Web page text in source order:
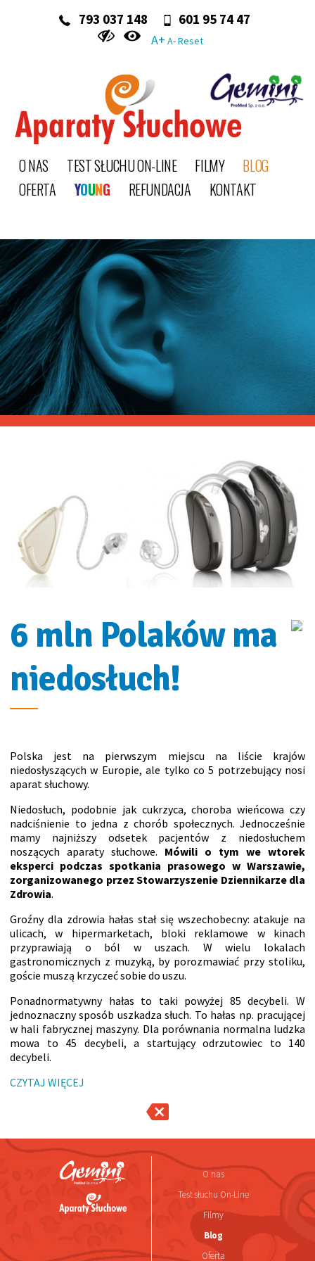
‭ 793 037 148‬ 601 95 74 47
A+ A-Reset
O NAS TEST SŁUCHU ON-LINE FILMY
BLOG
OFERTA
YOUNG REFUNDACJA KONTAKT
6 mln Polaków ma
niedosłuch!
Polska jest na pierwszym miejscu na liście krajów
niedosłyszących w Europie, ale tylko co 5 potrzebujący nosi
aparat słuchowy.
Niedosłuch, podobnie jak cukrzyca, choroba wieńcowa czy
nadciśnienie to jedna z chorób społecznych. Jednocześnie
mamy najniższy odsetek pacjentów z niedosłuchem
noszących aparaty słuchowe. Mówili o tym we wtorek
eksperci podczas spotkania prasowego w Warszawie,
zorganizowanego przez Stowarzyszenie Dziennikarze dla
Zdrowia.
Groźny dla zdrowia hałas stał się wszechobecny: atakuje na
ulicach, w hipermarketach, bloki reklamowe w kinach
przyprawiają o ból w uszach. W wielu lokalach
gastronomicznych z muzyką, by porozmawiać przy stoliku,
goście muszą krzyczeć sobie do uszu.
Ponadnormatywny hałas to taki powyżej 85 decybeli. W
jednoznaczny sposób uszkadza słuch. To hałas np. pracującej
w hali fabrycznej maszyny. Dla porównania normalna ludzka
mowa to 45 decybeli, a startujący odrzutowiec to 140
decybeli.
CZYTAJ WIĘCEJ
O nas
Test słuchu On-Line
Filmy
Blog
Oferta